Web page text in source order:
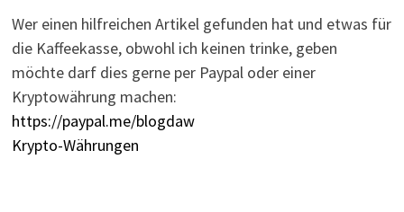
Wer einen hilfreichen Artikel gefunden hat und etwas für
die Kaffeekasse, obwohl ich keinen trinke, geben
möchte darf dies gerne per Paypal oder einer
Kryptowährung machen:
https://paypal.me/blogdaw
Krypto-Währungen